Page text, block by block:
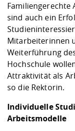
Familiengerechte
sind auch ein
Mitarbeiterinnen
Weiterführung
Hochschule
Attraktivität als
so die Rektorin.
Individuelle
Arbeitsmodelle